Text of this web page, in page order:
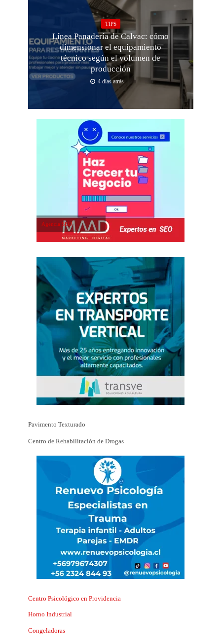
TIPS
Línea Panadería de Calvac: cómo
dimensionar el equipamiento
técnico según el volumen de
producción
4 días atrás
Agencia SEO
Pavimento Texturado
Centro de Rehabilitación de Drogas
Centro Psicológico en Providencia
Horno Industrial
Congeladoras